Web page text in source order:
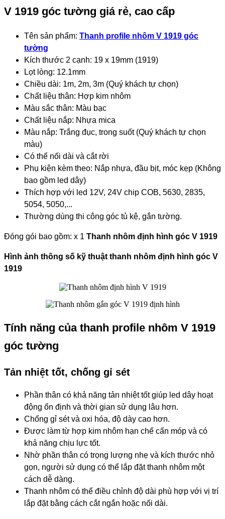
V 1919 góc tường giá rẻ, cao cấp
Tên sản phẩm: Thanh profile nhôm V 1919 góc
tường
Kích thước 2 cạnh: 19 x 19mm (1919)
Lọt lòng: 12.1mm
Chiều dài: 1m, 2m, 3m (Quý khách tự chọn)
Chất liệu thân: Hợp kim nhôm
Màu sắc thân: Màu bạc
Chất liệu nắp: Nhựa mica
Màu nắp: Trắng đục, trong suốt (Quý khách tự chọn
màu)
Có thể nối dài và cắt rời
Phụ kiện kèm theo: Nắp nhựa, đầu bịt, móc kẹp (Không
bao gồm led dây)
Thích hợp với led 12V, 24V chip COB, 5630, 2835,
5054, 5050,...
Thường dùng thi công góc tủ kệ, gắn tường.
Đóng gói bao gồm: x 1 Thanh nhôm định hình góc V 1919
Hình ảnh thông số kỹ thuật thanh nhôm định hình góc V
1919
Tính năng của thanh profile nhôm V 1919
góc tường
Tản nhiệt tốt, chống gỉ sét
Phần thân có khả năng tản nhiệt tốt giúp led dây hoạt
động ổn định và thời gian sử dụng lâu hơn.
Chống gỉ sét và oxi hóa, độ dày cao hơn.
Được làm từ hợp kim nhôm hạn chế cấn móp và có
khả năng chịu lực tốt.
Nhờ phần thân có trọng lượng nhẹ và kích thước nhỏ
gọn, người sử dụng có thể lắp đặt thanh nhôm một
cách dễ dàng.
Thanh nhôm có thể điều chỉnh độ dài phù hợp với vị trí
lắp đặt bằng cách cắt ngắn hoặc nối dài.